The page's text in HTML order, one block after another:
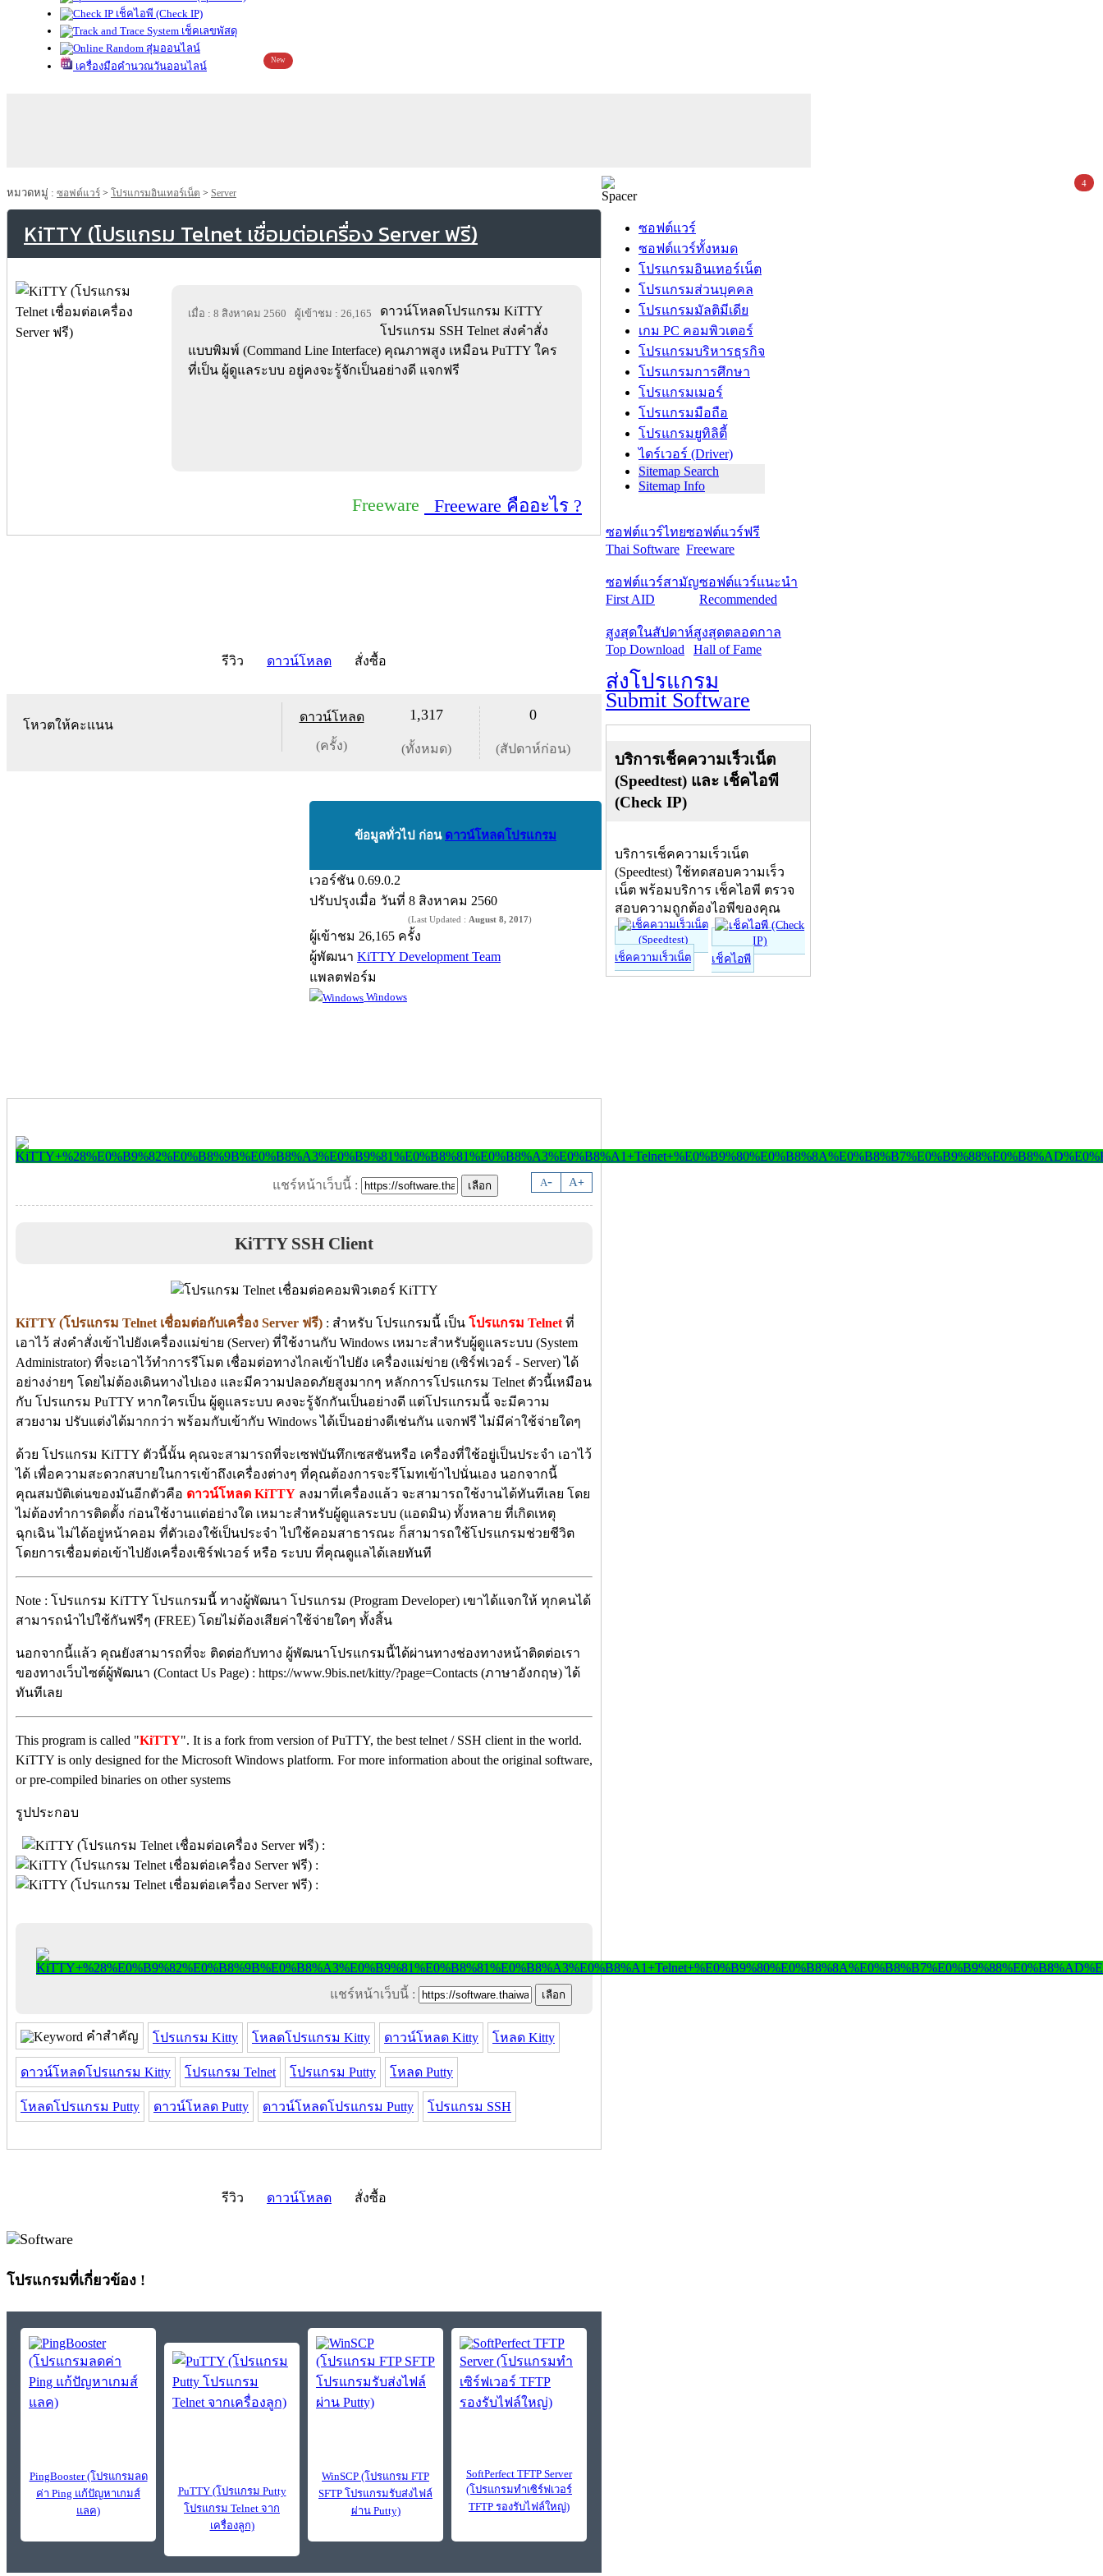
เช็คไอพี (Check IP)
เช็คเลขพัสดุ
สุ่มออนไลน์
เครื่องมือคำนวณวันออนไลน์
New
หมวดหมู่ : ซอฟต์แวร์ > โปรแกรมอินเทอร์เน็ต > Server
KiTTY (โปรแกรม Telnet เชื่อมต่อเครื่อง Server ฟรี)
เมื่อ : 8 สิงหาคม 2560 ผู้เข้าชม : 26,165
ดาวน์โหลดโปรแกรม KiTTY
โปรแกรม SSH Telnet ส่งคำสั่ง
แบบพิมพ์ (Command Line Interface) คุณภาพสูง เหมือน PuTTY ใคร
ที่เป็น ผู้ดูแลระบบ อยู่คงจะรู้จักเป็นอย่างดี แจกฟรี
Freeware Freeware คืออะไร ?
รีวิว ดาวน์โหลด สั่งซื้อ
โหวตให้คะแนน
ดาวน์โหลด
(ครั้ง)
1,317
(ทั้งหมด)
0
(สัปดาห์ก่อน)
ข้อมูลทั่วไป ก่อน ดาวน์โหลดโปรแกรม
เวอร์ชัน 0.69.0.2
ปรับปรุงเมื่อ วันที่ 8 สิงหาคม 2560
(Last Updated : August 8, 2017)
ผู้เข้าชม 26,165 ครั้ง
ผู้พัฒนา KiTTY Development Team
แพลตฟอร์ม
Windows
A- A+
แชร์หน้าเว็บนี้ :
KiTTY SSH Client
KiTTY (โปรแกรม Telnet เชื่อมต่อกับเครื่อง Server ฟรี) : สำหรับ โปรแกรมนี้ เป็น โปรแกรม Telnet ที่
เอาไว้ ส่งคำสั่งเข้าไปยังเครื่องแม่ข่าย (Server) ที่ใช้งานกับ Windows เหมาะสำหรับผู้ดูแลระบบ (System
Administrator) ที่จะเอาไว้ทำการรีโมต เชื่อมต่อทางไกลเข้าไปยัง เครื่องแม่ข่าย (เซิร์ฟเวอร์ - Server) ได้
อย่างง่ายๆ โดยไม่ต้องเดินทางไปเอง และมีความปลอดภัยสูงมากๆ หลักการโปรแกรม Telnet ตัวนี้เหมือน
กับ โปรแกรม PuTTY หากใครเป็น ผู้ดูแลระบบ คงจะรู้จักกันเป็นอย่างดี แต่โปรแกรมนี้ จะมีความ
สวยงาม ปรับแต่งได้มากกว่า พร้อมกับเข้ากับ Windows ได้เป็นอย่างดีเช่นกัน แจกฟรี ไม่มีค่าใช้จ่ายใดๆ
ด้วย โปรแกรม KiTTY ตัวนี้นั้น คุณจะสามารถที่จะเซฟบันทึกเซสชันหรือ เครื่องที่ใช้อยู่เป็นประจำ เอาไว้
ได้ เพื่อความสะดวกสบายในการเข้าถึงเครื่องต่างๆ ที่คุณต้องการจะรีโมทเข้าไปนั่นเอง นอกจากนี้
คุณสมบัติเด่นของมันอีกตัวคือ ดาวน์โหลด KiTTY ลงมาที่เครื่องแล้ว จะสามารถใช้งานได้ทันทีเลย โดย
ไม่ต้องทำการติดตั้ง ก่อนใช้งานแต่อย่างใด เหมาะสำหรับผู้ดูแลระบบ (แอดมิน) ทั้งหลาย ที่เกิดเหตุ
ฉุกเฉิน ไม่ได้อยู่หน้าคอม ที่ตัวเองใช้เป็นประจำ ไปใช้คอมสาธารณะ ก็สามารถใช้โปรแกรมช่วยชีวิต
โดยการเชื่อมต่อเข้าไปยังเครื่องเซิร์ฟเวอร์ หรือ ระบบ ที่คุณดูแลได้เลยทันที
Note : โปรแกรม KiTTY โปรแกรมนี้ ทางผู้พัฒนา โปรแกรม (Program Developer) เขาได้แจกให้ ทุกคนได้
สามารถนำไปใช้กันฟรีๆ (FREE) โดยไม่ต้องเสียค่าใช้จ่ายใดๆ ทั้งสิ้น
นอกจากนี้แล้ว คุณยังสามารถที่จะ ติดต่อกับทาง ผู้พัฒนาโปรแกรมนี้ได้ผ่านทางช่องทางหน้าติดต่อเรา
ของทางเว็บไซต์ผู้พัฒนา (Contact Us Page) : https://www.9bis.net/kitty/?page=Contacts (ภาษาอังกฤษ) ได้
ทันทีเลย
This program is called "KiTTY". It is a fork from version of PuTTY, the best telnet / SSH client in the world.
KiTTY is only designed for the Microsoft Windows platform. For more information about the original software,
or pre-compiled binaries on other systems
รูปประกอบ
แชร์หน้าเว็บนี้ :
คำสำคัญ โปรแกรม Kitty โหลดโปรแกรม Kitty ดาวน์โหลด Kitty โหลด Kitty
ดาวน์โหลดโปรแกรม Kitty โปรแกรม Telnet โปรแกรม Putty โหลด Putty
โหลดโปรแกรม Putty ดาวน์โหลด Putty ดาวน์โหลดโปรแกรม Putty โปรแกรม SSH
รีวิว ดาวน์โหลด สั่งซื้อ
โปรแกรมที่เกี่ยวข้อง !
PingBooster (โปรแกรมลด
ค่า Ping แก้ปัญหาเกมส์
แลค)
PuTTY (โปรแกรม Putty
โปรแกรม Telnet จาก
เครื่องลูก)
WinSCP (โปรแกรม FTP
SFTP โปรแกรมรับส่งไฟล์
ผ่าน Putty)
SoftPerfect TFTP Server
(โปรแกรมทำเซิร์ฟเวอร์
TFTP รองรับไฟล์ใหญ่)
ซอฟต์แวร์
ซอฟต์แวร์ทั้งหมด
โปรแกรมอินเทอร์เน็ต
โปรแกรมส่วนบุคคล
โปรแกรมมัลติมีเดีย
เกม PC คอมพิวเตอร์
โปรแกรมบริหารธุรกิจ
โปรแกรมการศึกษา
โปรแกรมเมอร์
โปรแกรมมือถือ
โปรแกรมยูทิลิตี้
ไดร์เวอร์ (Driver)
Sitemap Search
Sitemap Info
ซอฟต์แวร์ไทย
Thai Software
ซอฟต์แวร์ฟรี
Freeware
ซอฟต์แวร์สามัญ
First AID
ซอฟต์แวร์แนะนำ
Recommended
สูงสุดในสัปดาห์
Top Download
สูงสุดตลอดกาล
Hall of Fame
ส่งโปรแกรม
Submit Software
บริการเช็คความเร็วเน็ต
(Speedtest) และ เช็คไอพี
(Check IP)
บริการเช็คความเร็วเน็ต
(Speedtest) ใช้ทดสอบความเร็ว
เน็ต พร้อมบริการ เช็คไอพี ตรวจ
สอบความถูกต้องไอพีของคุณ
เช็คความเร็วเน็ต เช็คไอพี
4